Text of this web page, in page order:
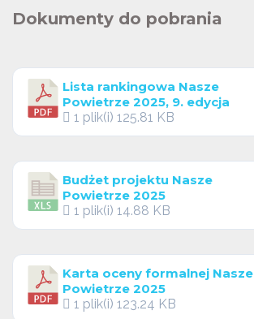
Dokumenty do pobrania
Lista rankingowa Nasze
Powietrze 2025, 9. edycja
1 plik(i) 125.81 KB
Budżet projektu Nasze
Powietrze 2025
1 plik(i) 14.88 KB
Karta oceny formalnej Nasze
Powietrze 2025
1 plik(i) 123.24 KB